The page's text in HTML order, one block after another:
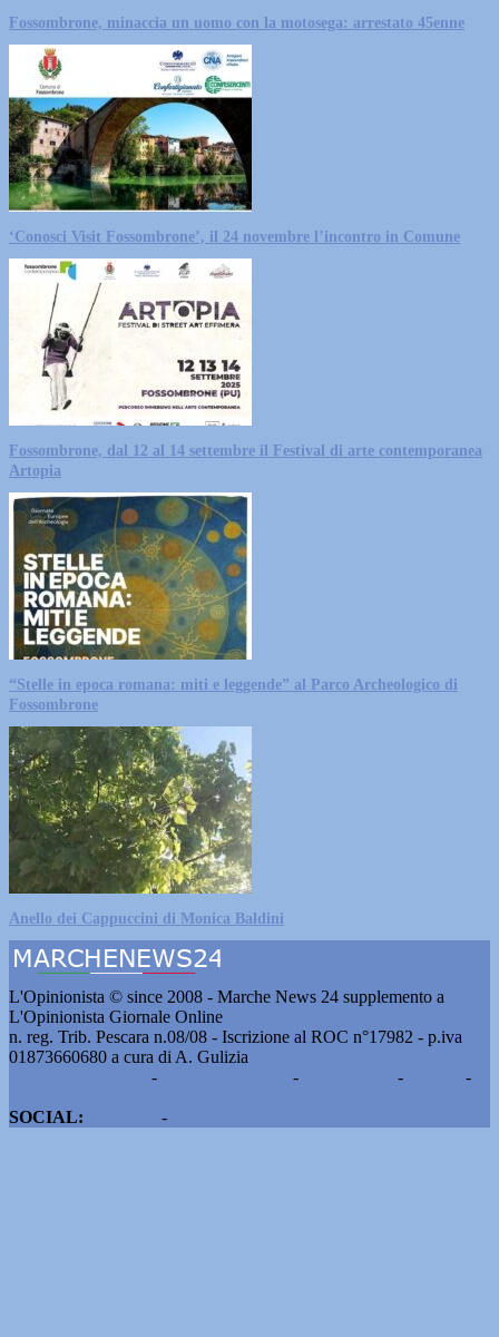
Fossombrone, minaccia un uomo con la motosega: arrestato 45enne
‘Conosci Visit Fossombrone’, il 24 novembre l’incontro in Comune
Fossombrone, dal 12 al 14 settembre il Festival di arte contemporanea
Artopia
“Stelle in epoca romana: miti e leggende” al Parco Archeologico di
Fossombrone
Anello dei Cappuccini di Monica Baldini
L'Opinionista © since 2008 - Marche News 24 supplemento a
L'Opinionista Giornale Online
n. reg. Trib. Pescara n.08/08 - Iscrizione al ROC n°17982 - p.iva
01873660680 a cura di A. Gulizia
- - -
-
SOCIAL:
-